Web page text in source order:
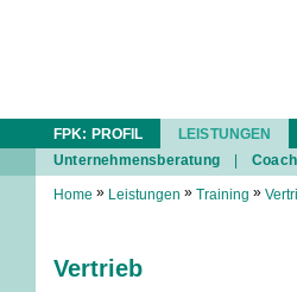
FPK: PROFIL
LEISTUNGEN
Unternehmensberatung
Home » Leistungen » Training »
Vertrieb